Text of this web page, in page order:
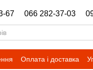
67 066 282-37-03
Оплата і доставка